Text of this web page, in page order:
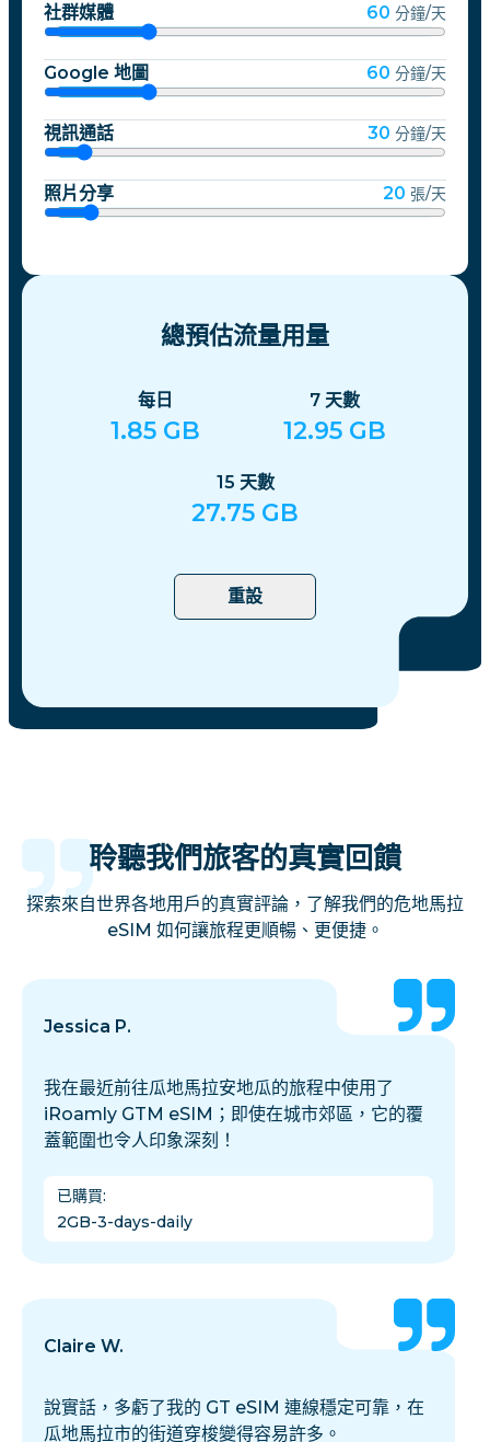
社群媒體 60 分鐘/天
Google 地圖 60 分鐘/天
視訊通話 30 分鐘/天
照片分享 20 張/天
總預估流量用量
每日
1.85 GB
7 天數
12.95 GB
15 天數
27.75 GB
重設
聆聽我們旅客的真實回饋
探索來自世界各地用戶的真實評論，了解我們的危地馬拉
eSIM 如何讓旅程更順暢、更便捷。
Jessica P.
我在最近前往瓜地馬拉安地瓜的旅程中使用了
iRoamly GTM eSIM；即使在城市郊區，它的覆
蓋範圍也令人印象深刻！
已購買:
2GB-3-days-daily
Claire W.
說實話，多虧了我的 GT eSIM 連線穩定可靠，在
瓜地馬拉市的街道穿梭變得容易許多。